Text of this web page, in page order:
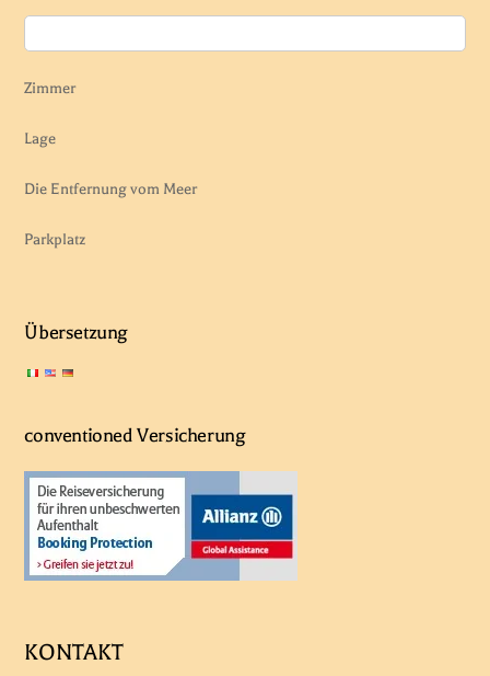
Zimmer
Lage
Die Entfernung vom Meer
Parkplatz
Übersetzung
conventioned Versicherung
KONTAKT